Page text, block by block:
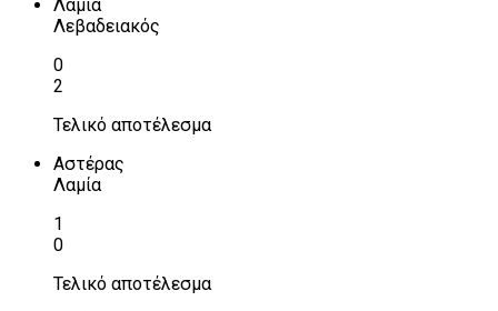
Λαμία
Λεβαδειακός
0
2
Τελικό αποτέλεσμα
Αστέρας
Λαμία
1
0
Τελικό αποτέλεσμα